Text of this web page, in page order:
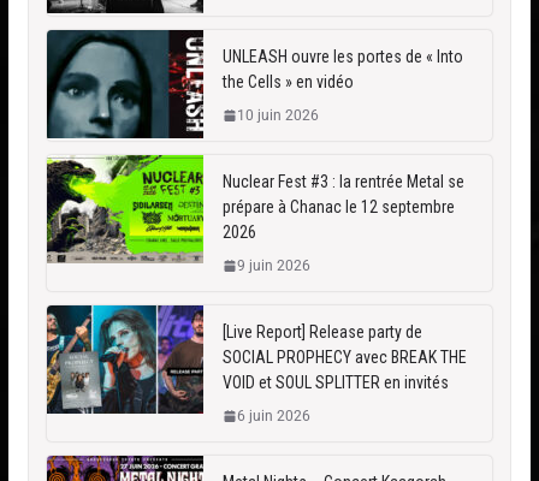
UNLEASH ouvre les portes de « Into
the Cells » en vidéo
10 juin 2026
Nuclear Fest #3 : la rentrée Metal se
prépare à Chanac le 12 septembre
2026
9 juin 2026
[Live Report] Release party de
SOCIAL PROPHECY avec BREAK THE
VOID et SOUL SPLITTER en invités
6 juin 2026